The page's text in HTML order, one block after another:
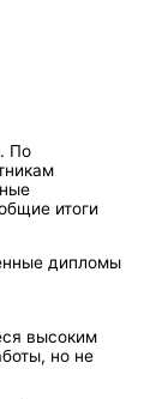
По
итоги
дипломы
высоким
но не